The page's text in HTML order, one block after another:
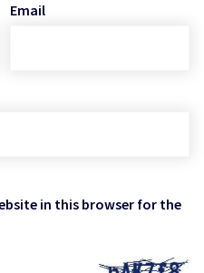
Email
in this browser for the